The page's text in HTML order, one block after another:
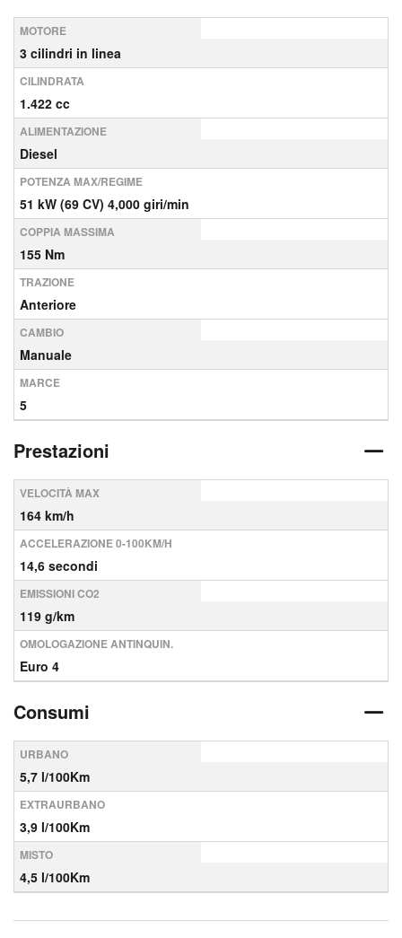
MOTORE
3 cilindri in linea
CILINDRATA
1.422 cc
ALIMENTAZIONE
Diesel
POTENZA MAX/REGIME
51 kW (69 CV) 4,000 giri/min
COPPIA MASSIMA
155 Nm
TRAZIONE
Anteriore
CAMBIO
Manuale
MARCE
5
Prestazioni
VELOCITÀ MAX
164 km/h
ACCELERAZIONE 0-100KM/H
14,6 secondi
EMISSIONI CO2
119 g/km
OMOLOGAZIONE ANTINQUIN.
Euro 4
Consumi
URBANO
5,7 l/100Km
EXTRAURBANO
3,9 l/100Km
MISTO
4,5 l/100Km